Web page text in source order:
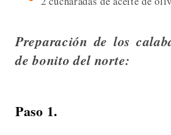
Preparación de los
de bonito del norte:
Paso 1.